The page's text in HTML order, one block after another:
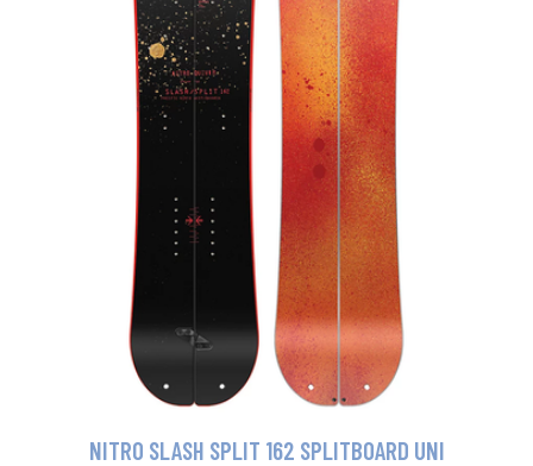
NITRO SLASH SPLIT 162 SPLITBOARD UNI